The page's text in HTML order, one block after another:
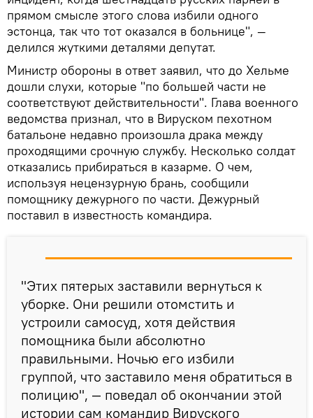
прямом смысле этого слова избили одного
эстонца, так что тот оказался в больнице", —
делился жуткими деталями депутат.
Министр обороны в ответ заявил, что до Хельме
дошли слухи, которые "по большей части не
соответствуют действительности". Глава военного
ведомства признал, что в Вируском пехотном
батальоне недавно произошла драка между
проходящими срочную службу. Несколько солдат
отказались прибираться в казарме. О чем,
используя нецензурную брань, сообщили
помощнику дежурного по части. Дежурный
поставил в известность командира.
"Этих пятерых заставили вернуться к
уборке. Они решили отомстить и
устроили самосуд, хотя действия
помощника были абсолютно
правильными. Ночью его избили
группой, что заставило меня обратиться в
полицию", — поведал об окончании этой
истории сам командир Вируского